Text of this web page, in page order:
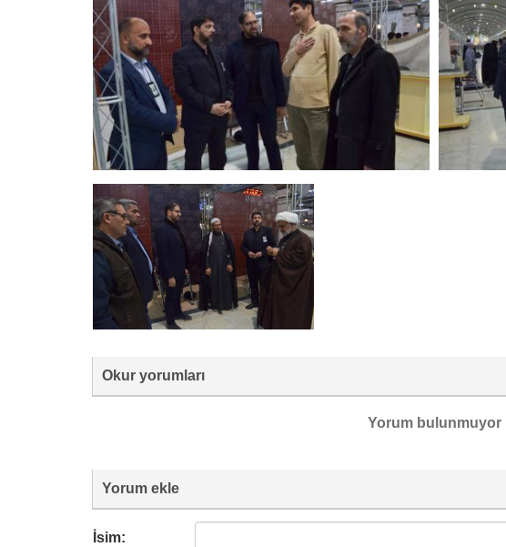
Okur yorumları
Yorum bulunmuyor
Yorum ekle
İsim: